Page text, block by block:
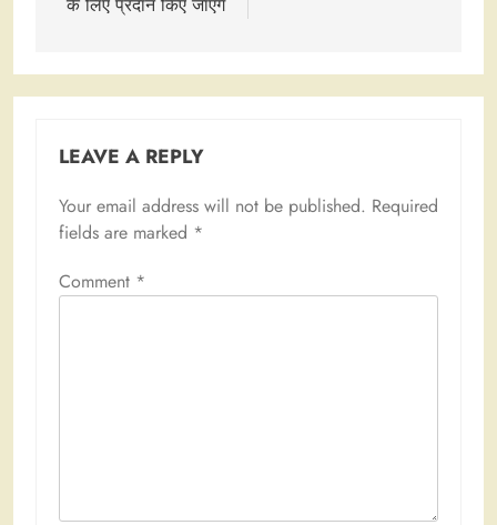
के लिए प्रदान किए जाएंगे
LEAVE A REPLY
Your email address will not be published. Required
fields are marked *
Comment *